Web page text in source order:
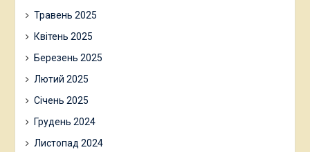
Травень 2025
Квітень 2025
Березень 2025
Лютий 2025
Січень 2025
Грудень 2024
Листопад 2024